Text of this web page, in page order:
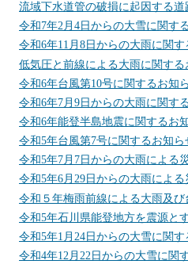
流域下水道管の破損に起因する
令和7年2月4日からの大雪に関す
令和6年11月8日からの大雨に関
低気圧と前線による大雨に関す
令和6年台風第10号に関するお知
令和6年7月9日からの大雨に関す
令和6年能登半島地震に関するお
令和5年台風第7号に関するお知ら
令和5年7月7日からの大雨による
令和5年6月29日からの大雨によ
令和５年梅雨前線による大雨及
令和5年石川県能登地方を震源と
令和5年1月24日からの大雪に関
令和4年12月22日からの大雪に関